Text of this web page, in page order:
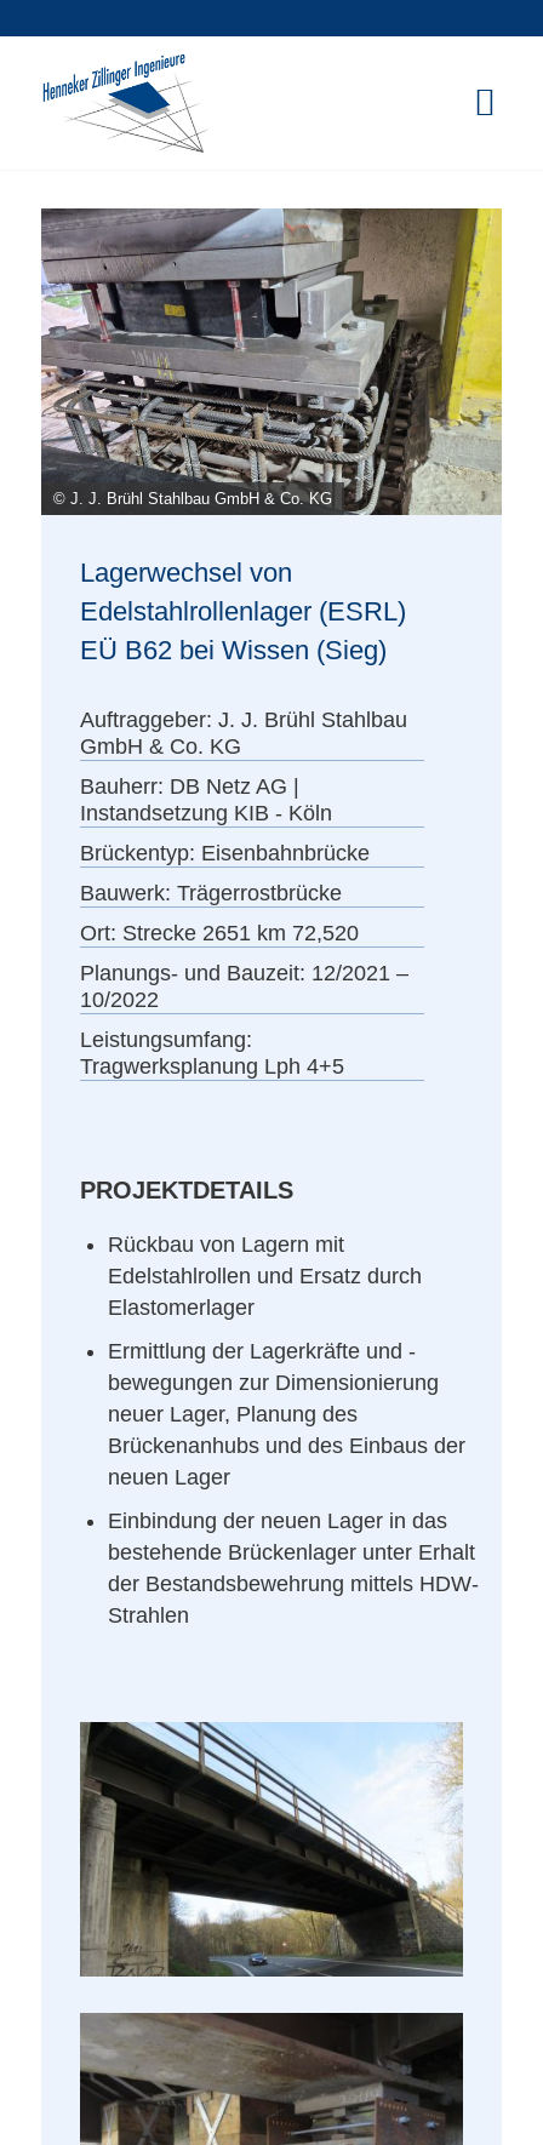
© J. J. Brühl Stahlbau GmbH & Co. KG
Lagerwechsel von
Edelstahlrollenlager (ESRL)
EÜ B62 bei Wissen (Sieg)
Auftraggeber:J. J. Brühl Stahlbau
GmbH & Co. KG
Bauherr: DB Netz AG |
Instandsetzung KIB - Köln
Brückentyp: Eisenbahnbrücke
Bauwerk:Trägerrostbrücke
Ort: Strecke 2651 km 72,520
Planungs- und Bauzeit: 12/2021 –
10/2022
Leistungsumfang:
Tragwerksplanung Lph 4+5
PROJEKTDETAILS
Rückbau von Lagern mit
Edelstahlrollen und Ersatz durch
Elastomerlager
Ermittlung der Lagerkräfte und -
bewegungen zur Dimensionierung
neuer Lager, Planung des
Brückenanhubs und des Einbaus der
neuen Lager
Einbindung der neuen Lager in das
bestehende Brückenlager unter Erhalt
der Bestandsbewehrung mittels HDW-
Strahlen